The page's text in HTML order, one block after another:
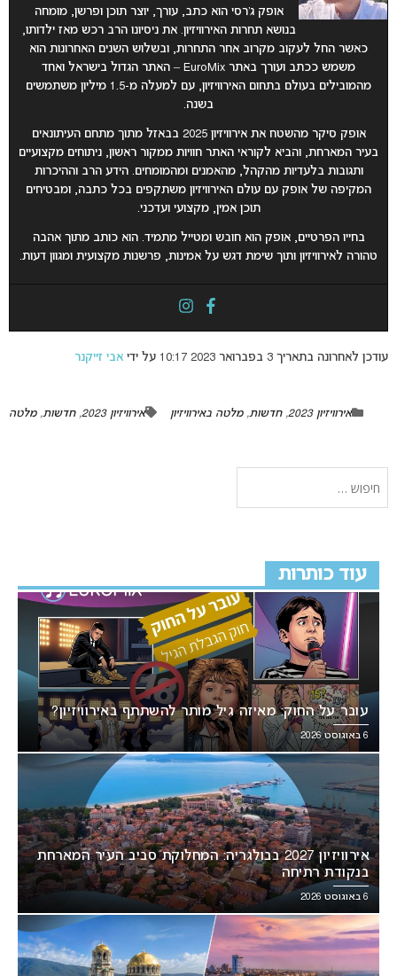
אופק ג’רסי הוא כתב, עורך, יוצר תוכן ופרשן, מומחה
בנושא תחרות האירוויזיון. את ניסיונו הרב רכש מאז ילדותו,
כאשר החל לעקוב מקרוב אחר התחרות, ובשלוש השנים האחרונות הוא
משמש ככתב ועורך באתר EuroMix – האתר הגדול בישראל ואחד
מהמובילים בעולם בתחום האירוויזיון, עם למעלה מ-1.5 מיליון משתמשים
בשנה.
אופק סיקר מהשטח את אירוויזיון 2025 בבאזל מתוך מתחם העיתונאים
בעיר המארחת, והביא לקוראי האתר חוויות ממקור ראשון, ניתוחים מקצועיים
ותגובות בלעדיות מהקהל, מהאמנים ומהמומחים. הידע הרב וההיכרות
המקיפה של אופק עם עולם האירוויזיון משתקפים בכל כתבה, ומבטיחים
תוכן אמין, מקצועי ועדכני.
בחייו הפרטיים, אופק הוא חובש ומטייל מתמיד. הוא כותב מתוך אהבה
טהורה לאירוויזיון ותוך שימת דגש על אמינות, פרשנות מקצועית ומגוון דעות.
עודכן לאחרונה בתאריך 3 בפברואר 2023 10:17 על ידי אבי זייקנר
אירוויזיון 2023 ,חדשות,מלטה באירוויזיון אירוויזיון 2023 ,חדשות,מלטה
עוד כותרות
עובר על החוק: מאיזה גיל מותר להשתתף באירוויזיון?
6 באוגוסט 2026
אירוויזיון 2027 בבולגריה: המחלוקת סביב העיר המארחת
בנקודת רתיחה
6 באוגוסט 2026